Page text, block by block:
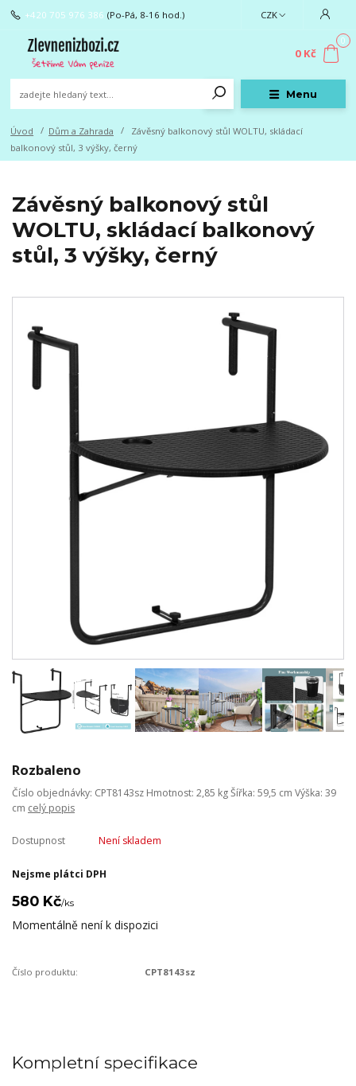
Menu
CZK
+420 705 976 386 (Po-Pá, 8-16 hod.)
0
0 Kč
Úvod Dům a Zahrada
Závěsný balkonový stůl WOLTU, skládací
balkonový stůl, 3 výšky, černý
Závěsný balkonový stůl
WOLTU, skládací balkonový
stůl, 3 výšky, černý
Rozbaleno
Číslo objednávky: CPT8143sz Hmotnost: 2,85 kg Šířka: 59,5 cm Výška: 39
cm celý popis
Dostupnost Není skladem
Nejsme plátci DPH
580 Kč/ks
Momentálně není k dispozici
Číslo produktu: CPT8143sz
Kompletní specifikace